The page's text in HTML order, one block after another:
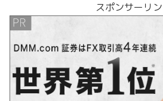
スポンサーリ